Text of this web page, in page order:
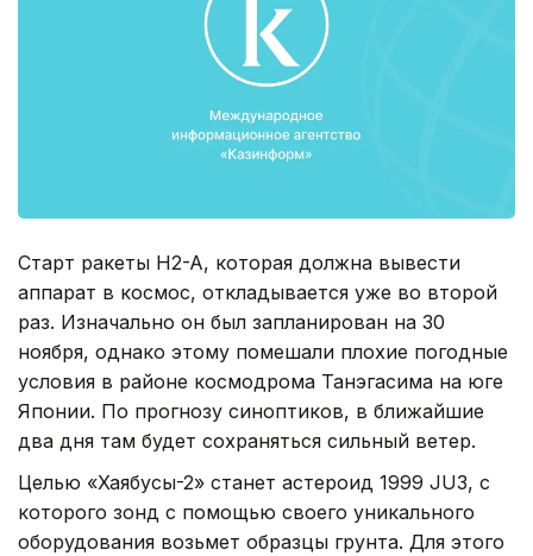
Старт ракеты H2-A, которая должна вывести
аппарат в космос, откладывается уже во второй
раз. Изначально он был запланирован на 30
ноября, однако этому помешали плохие погодные
условия в районе космодрома Танэгасима на юге
Японии. По прогнозу синоптиков, в ближайшие
два дня там будет сохраняться сильный ветер.
Целью «Хаябусы-2» станет астероид 1999 JU3, с
которого зонд с помощью своего уникального
оборудования возьмет образцы грунта. Для этого